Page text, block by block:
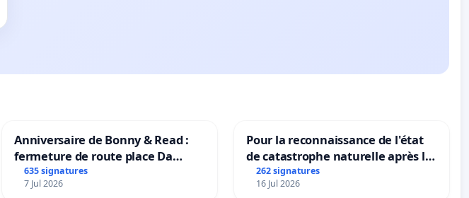
Anniversaire de Bonny & Read :
fermeture de route place Da
Maya M
635 signatures
7 Jul 2026
Pour la reconnaissance de l'état
de catastrophe naturelle après la
grêle du 15 juillet 2026 à Aubenas
et ses alentours
262 signatures
16 Jul 2026